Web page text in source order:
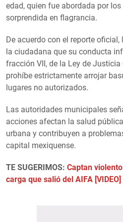
edad, quien fue abordada por
sorprendida en flagrancia.
De acuerdo con el reporte
la ciudadana que su conducta
fracción VII, de la Ley de
prohíbe estrictamente arrojar
lugares no autorizados.
Las autoridades municipales
acciones afectan la salud
urbana y contribuyen a
capital mexiquense.
TE SUGERIMOS: Captan
carga que salió del AIFA [VIDEO]